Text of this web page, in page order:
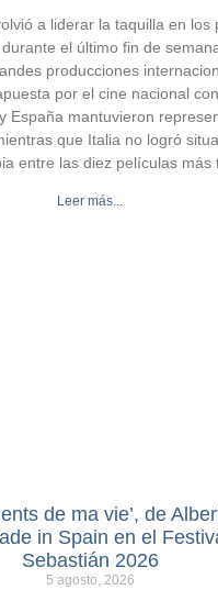
a liderar la taquilla en los
el último fin de
producciones
por el cine nacional
España mantuvieron
que Italia no logró
entre las diez películas más
Leer más...
de ma vie’, de
in Spain en el
Sebastián 2026
5 agosto, 2026